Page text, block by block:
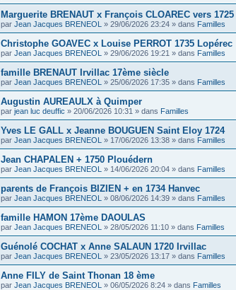
Marguerite BRENAUT x François CLOAREC vers
par Jean Jacques BRENEOL » 29/06/2026 23:24 » dans Familles
Christophe GOAVEC x Louise PERROT 1735 Lopérec
par Jean Jacques BRENEOL » 29/06/2026 19:21 » dans Familles
famille BRENAUT Irvillac 17ème siècle
par Jean Jacques BRENEOL » 25/06/2026 17:35 » dans Familles
Augustin AUREAULX à Quimper
par jean luc deuffic » 20/06/2026 10:31 » dans Familles
Yves LE GALL x Jeanne BOUGUEN Saint Eloy 1724
par Jean Jacques BRENEOL » 17/06/2026 13:38 » dans Familles
Jean CHAPALEN + 1750 Plouédern
par Jean Jacques BRENEOL » 14/06/2026 20:04 » dans Familles
parents de François BIZIEN + en 1734 Hanvec
par Jean Jacques BRENEOL » 08/06/2026 14:39 » dans Familles
famille HAMON 17ème DAOULAS
par Jean Jacques BRENEOL » 28/05/2026 11:10 » dans Familles
Guénolé COCHAT x Anne SALAUN 1720 Irvillac
par Jean Jacques BRENEOL » 23/05/2026 13:17 » dans Familles
Anne FILY de Saint Thonan 18 ème
par Jean Jacques BRENEOL » 06/05/2026 8:24 » dans Familles